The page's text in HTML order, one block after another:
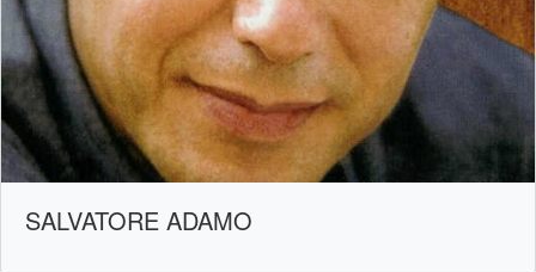
SALVATORE ADAMO